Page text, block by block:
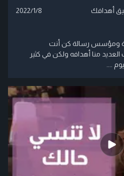
أهدافك 2022/1/8
ومؤسس رسالة كن أنت
منا أهدافه ولكن في كثير
....